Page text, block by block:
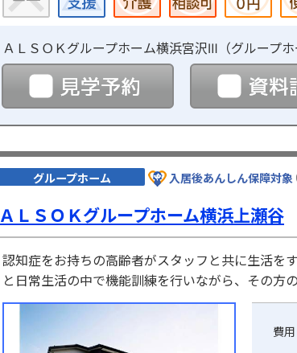
ＡＬＳＯＫグループホーム横浜宮沢Ⅲ（グループ
見学予約
グループホーム 入居後あんしん保障対象
ＡＬＳＯＫグループホーム横浜上瀬谷
認知症をお持ちの高齢者がスタッフと共に生活を
と日常生活の中で機能訓練を行いながら、その方
費用